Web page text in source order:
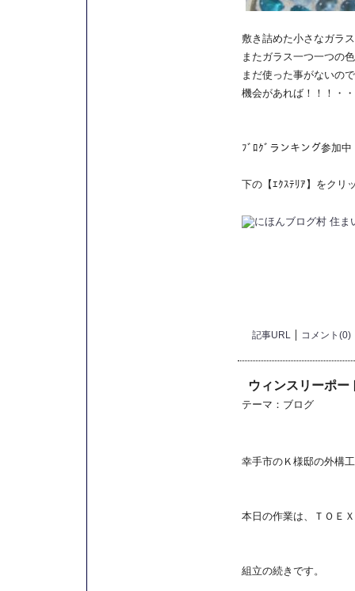
敷き詰めた小さなガラ
またガラス一つ一つの
まだ使った事がないの
機会があれば！！！・
ﾌﾞﾛｸﾞランキング参加中
下の【ｴｸｽﾃﾘｱ】をクリ
記事URL コメント(0)
ウィンスリーポー
テーマ： ブログ
幸手市のＫ様邸の外構
本日の作業は、ＴＯＥ
組立の続きです。